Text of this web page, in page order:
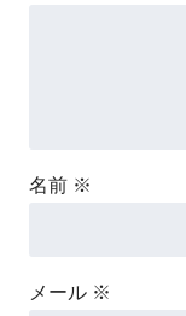
名前 ※
メール ※